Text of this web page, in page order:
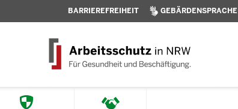
BARRIEREFREIHEIT GEBÄRDENSPRACHE